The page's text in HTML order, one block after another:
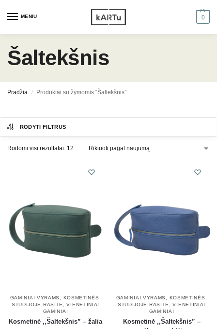
MENIU 0
Šaltekšnis
Pradžia / Produktai su žymomis “Šaltekšnis”
RODYTI FILTRUS
Rodomi visi rezultatai: 12
GAMINIAI VYRAMS , KOSMETINĖS ,
STUDIJOJE RASITE,VIENETINIAI
GAMINIAI
Kosmetinė ,,Šaltekšnis” – žalia
GAMINIAI VYRAMS , KOSMETINĖS ,
STUDIJOJE RASITE,VIENETINIAI
GAMINIAI
Kosmetinė ,,Šaltekšnis” –